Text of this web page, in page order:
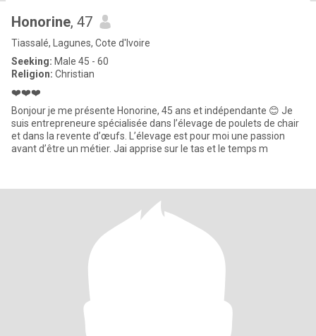
Honorine, 47
Tiassalé, Lagunes, Cote d'Ivoire
Seeking: Male 45 - 60
Religion: Christian
❤️❤️❤️
Bonjour je me présente Honorine, 45 ans et indépendante 😊 Je
suis entrepreneure spécialisée dans l’élevage de poulets de chair
et dans la revente d’œufs. L’élevage est pour moi une passion
avant d’être un métier. Jai apprise sur le tas et le temps m